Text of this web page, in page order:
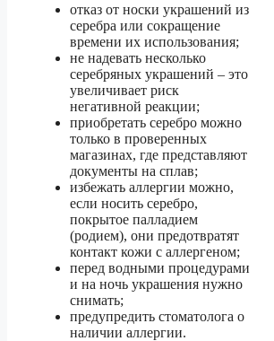
отказ от носки украшений из
серебра или сокращение
времени их использования;
не надевать несколько
серебряных украшений – это
увеличивает риск
негативной реакции;
приобретать серебро можно
только в проверенных
магазинах, где представляют
документы на сплав;
избежать аллергии можно,
если носить серебро,
покрытое палладием
(родием), они предотвратят
контакт кожи с аллергеном;
перед водными процедурами
и на ночь украшения нужно
снимать;
предупредить стоматолога о
наличии аллергии.